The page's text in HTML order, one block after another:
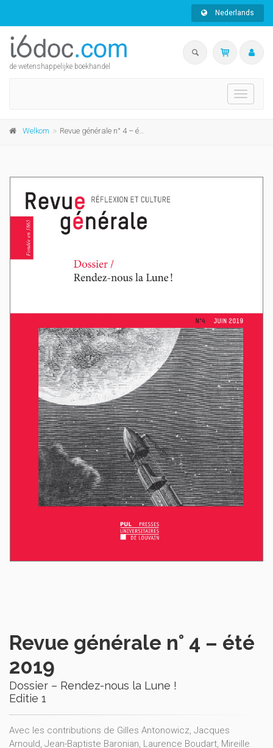
Nederlands
de wetenshappelijke boekhandel
Toggle
Welkom Revue générale n° 4 – été 2019
Revue générale n° 4 – été
2019
Dossier – Rendez-nous la Lune !
Editie 1
Avec les contributions de Gilles Antonowicz, Jacques
Arnould, Jean-Baptiste Baronian, Laurence Boudart, Mireille